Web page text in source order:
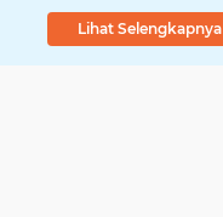
Lihat Selengkapnya